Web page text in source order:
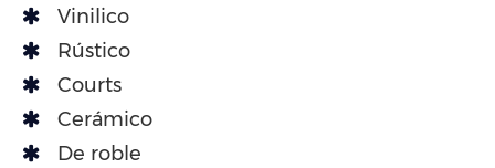
Vinilico
Rústico
Courts
Cerámico
De roble